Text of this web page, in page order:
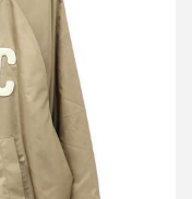
2W985905V.04CA